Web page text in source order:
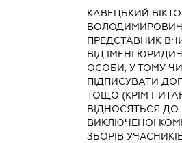
КАВЕЦЬКИЙ
ВОЛОДИМИРОВИЧ
ПРЕДСТАВНИК
ВІД ІМЕНІ
ОСОБИ, У ТОМУ
ПІДПИСУВАТИ
ТОЩО (КРІМ
ВІДНОСЯТЬСЯ ДО
ВИКЛЮЧЕНОЇ
ЗБОРІВ